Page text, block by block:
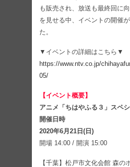
も販売され、放送も最終回に
を見せる中、イベントの開催
た。
▼イベントの詳細はこちら▼
https://www.ntv.co.jp/
05/
【イベント概要】
アニメ「ちはやふる３」スペ
開催日時
2020年6月21日(日)
開場 14:00 / 開演 15:00
【千葉】松戸市文化会館 森の